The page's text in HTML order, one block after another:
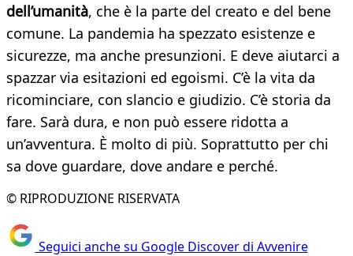
dell’umanità, che è la parte del creato e del bene
comune. La pandemia ha spezzato esistenze e
sicurezze, ma anche presunzioni. E deve aiutarci a
spazzar via esitazioni ed egoismi. C’è la vita da
ricominciare, con slancio e giudizio. C’è storia da
fare. Sarà dura, e non può essere ridotta a
un’avventura. È molto di più. Soprattutto per chi
sa dove guardare, dove andare e perché.
© RIPRODUZIONE RISERVATA
Seguici anche su Google Discover di Avvenire